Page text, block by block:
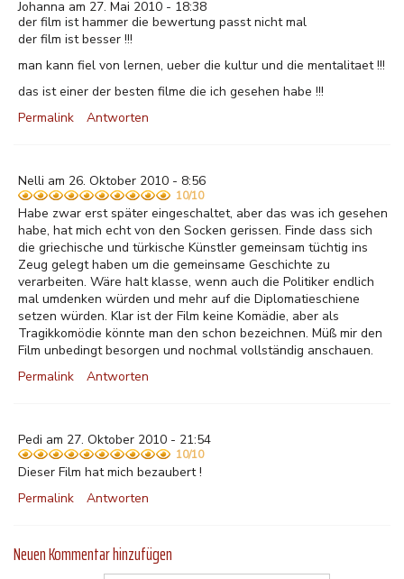
Johanna am 27. Mai 2010 - 18:38
der film ist hammer die bewertung passt nicht mal
der film ist besser !!!
man kann fiel von lernen, ueber die kultur und die mentalitaet !!!
das ist einer der besten filme die ich gesehen habe !!!
Permalink
Antworten
Nelli am 26. Oktober 2010 - 8:56
10/10
Habe zwar erst später eingeschaltet, aber das was ich gesehen
habe, hat mich echt von den Socken gerissen. Finde dass sich
die griechische und türkische Künstler gemeinsam tüchtig ins
Zeug gelegt haben um die gemeinsame Geschichte zu
verarbeiten. Wäre halt klasse, wenn auch die Politiker endlich
mal umdenken würden und mehr auf die Diplomatieschiene
setzen würden. Klar ist der Film keine Komädie, aber als
Tragikkomödie könnte man den schon bezeichnen. Müß mir den
Film unbedingt besorgen und nochmal vollständig anschauen.
Permalink
Antworten
Pedi am 27. Oktober 2010 - 21:54
10/10
Dieser Film hat mich bezaubert !
Permalink
Antworten
Neuen Kommentar hinzufügen